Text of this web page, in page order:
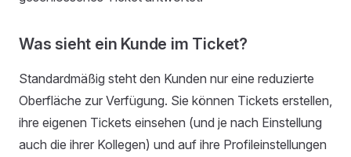
Was sieht ein Kunde im Ticket?
Standardmäßig steht den Kunden nur eine reduzierte
Oberfläche zur Verfügung. Sie können Tickets erstellen,
ihre eigenen Tickets einsehen (und je nach Einstellung
auch die ihrer Kollegen) und auf ihre Profileinstellungen